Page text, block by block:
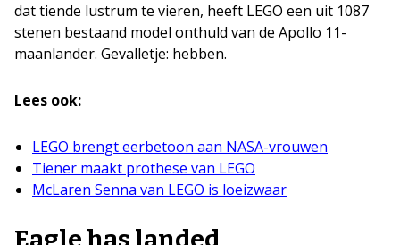
dat tiende lustrum te vieren, heeft LEGO een uit 1087
stenen bestaand model onthuld van de Apollo 11-
maanlander. Gevalletje: hebben.
Lees ook:
LEGO brengt eerbetoon aan NASA-vrouwen
Tiener maakt prothese van LEGO
McLaren Senna van LEGO is loeizwaar